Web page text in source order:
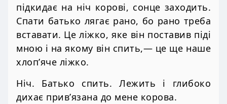
підкидає на ніч корові, сонце заходить.
Спати батько лягає рано, бо рано треба
вставати. Це ліжко, яке він поставив піді
мною і на якому він спить,— це ще наше
хлоп’яче ліжко.
Ніч. Батько спить. Лежить і глибоко
дихає прив’язана до мене корова.